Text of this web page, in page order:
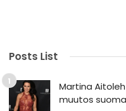
Posts List
Martina
muutos